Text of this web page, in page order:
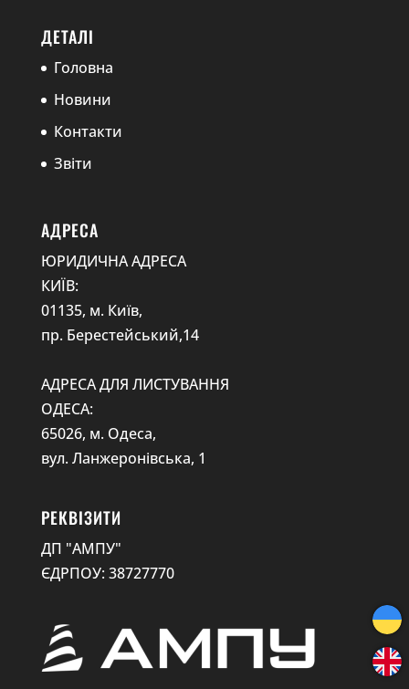
ДЕТАЛІ
Головна
Новини
Контакти
Звіти
АДРЕСА
ЮРИДИЧНА АДРЕСА
КИЇВ:
01135, м. Київ,
пр. Берестейський,14
АДРЕСА ДЛЯ ЛИСТУВАННЯ
ОДЕСА:
65026, м. Одеса,
вул. Ланжеронівська, 1
РЕКВІЗИТИ
ДП "АМПУ"
ЄДРПОУ: 38727770